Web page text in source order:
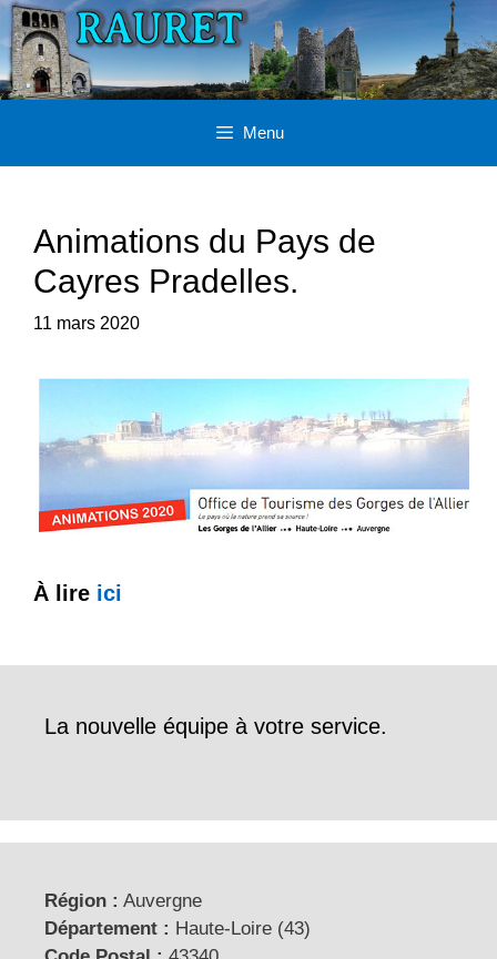
Aller
au
contenu
Menu
Animations du Pays de
Cayres Pradelles.
11 mars 2020
À lire ici
La nouvelle équipe à votre service.
Région : Auvergne
Département : Haute-Loire (43)